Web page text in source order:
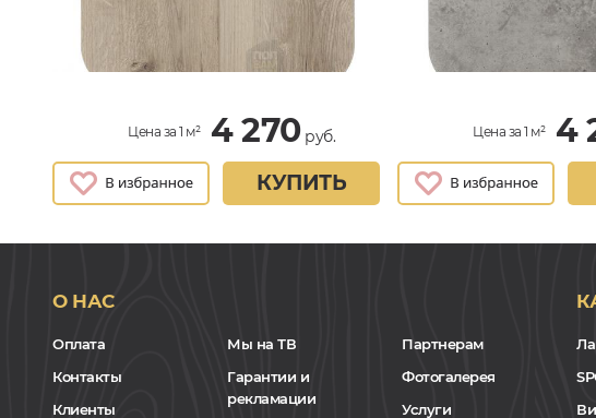
Цена за 1 м² 4 270руб.
КУПИТЬ
Цена за 1 м² 4
О НАС
Оплата
Контакты
Клиенты
Мы на ТВ
Гарантии и
рекламации
Партнерам
Фотогалерея
Услуги